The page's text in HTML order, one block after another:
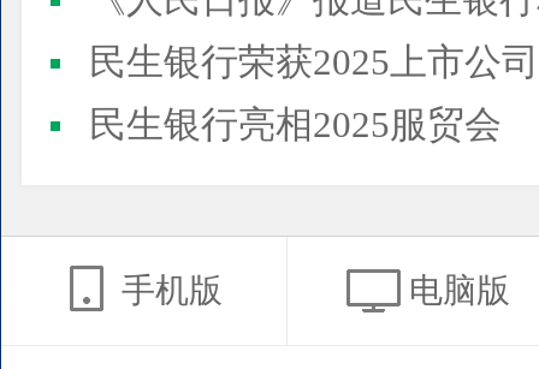
民生银行荣获2025上市公司董事会最佳实践案例、上市公
民生银行亮相2025服贸会
手机版 电脑版